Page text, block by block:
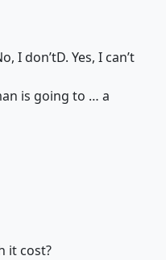
I don’tD. Yes, I can’t
is going to … a
it cost?